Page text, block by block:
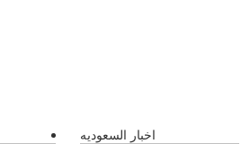
اخبار السعوديه